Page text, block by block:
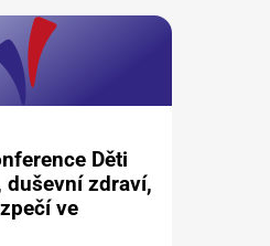
Děti
duševní zdraví,
ve